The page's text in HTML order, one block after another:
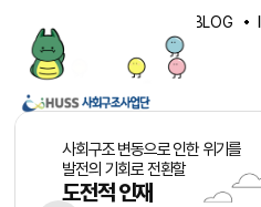
NAVER BLOG
사회구조 변동으로 인한 위기를
발전의 기회로 전환할
도전적 인재